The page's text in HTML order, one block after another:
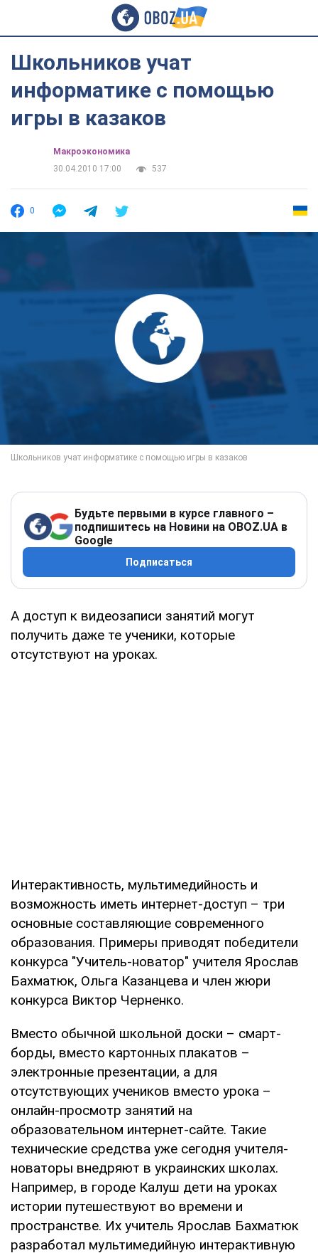
Школьников учат
информатике с помощью
игры в казаков
Mакроэкономика
30.04.2010 17:00
537
0
Будьте первыми в курсе главного –
подпишитесь на Новини на OBOZ.UA в
Google
Подписаться
А доступ к видеозаписи занятий могут
получить даже те ученики, которые
отсутствуют на уроках.
Интерактивность, мультимедийность и
возможность иметь интернет-доступ – три
основные составляющие современного
образования. Примеры приводят победители
конкурса "Учитель-новатор" учителя Ярослав
Бахматюк, Ольга Казанцева и член жюри
конкурса Виктор Черненко.
Вместо обычной школьной доски – смарт-
борды, вместо картонных плакатов –
электронные презентации, а для
отсутствующих учеников вместо урока –
онлайн-просмотр занятий на
образовательном интернет-сайте. Такие
технические средства уже сегодня учителя-
новаторы внедряют в украинских школах.
Например, в городе Калуш дети на уроках
истории путешествуют во времени и
пространстве. Их учитель Ярослав Бахматюк
разработал мультимедийную интерактивную